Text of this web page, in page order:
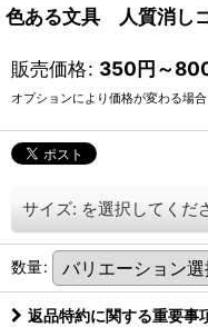
色ある文具 人質消し
販売価格: 350円～
オプションにより価格が変わる場合
サイズ: を選択してくだ
数量:
返品特約に関する重要事